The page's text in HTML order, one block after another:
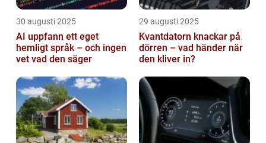
30 augusti 2025
AI uppfann ett eget
hemligt språk – och ingen
vet vad den säger
29 augusti 2025
Kvantdatorn knackar på
dörren – vad händer när
den kliver in?